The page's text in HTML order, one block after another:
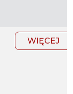
WIĘCEJ